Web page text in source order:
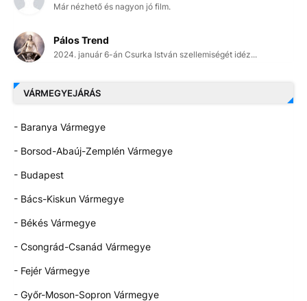
Már nézhető és nagyon jó film.
Pálos Trend
2024. január 6-án Csurka István szellemiségét idéz...
VÁRMEGYEJÁRÁS
- Baranya Vármegye
- Borsod-Abaúj-Zemplén Vármegye
- Budapest
- Bács-Kiskun Vármegye
- Békés Vármegye
- Csongrád-Csanád Vármegye
- Fejér Vármegye
- Győr-Moson-Sopron Vármegye